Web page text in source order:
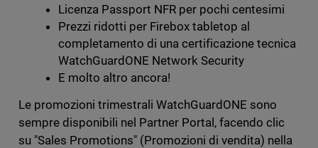
Licenza Passport NFR per pochi centesimi
Prezzi ridotti per Firebox tabletop al
completamento di una certificazione tecnica
WatchGuardONE Network Security
E molto altro ancora!
Le promozioni trimestrali WatchGuardONE sono
sempre disponibili nel Partner Portal, facendo clic
su "Sales Promotions" (Promozioni di vendita) nella